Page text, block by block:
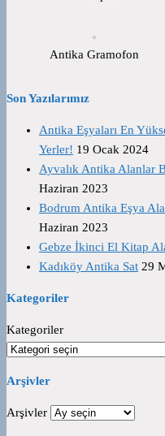
Antika Gramofon
Son Yazılarımız
Antika Eşyaları En
Yerler! 19 Ocak 2024
Ayvalık Antika Alanlar
Haziran 2023
Bodrum Antika Eşya
Haziran 2023
Gebze İkinci El Kitap
Kadıköy Antika Sat 29
Kategoriler
Kategoriler
Arşivler
Arşivler